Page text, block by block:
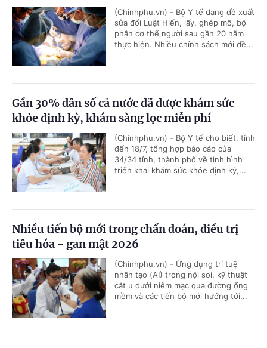
(Chinhphu.vn) - Bộ Y tế đang đề xuất
sửa đổi Luật Hiến, lấy, ghép mô, bộ
phận cơ thể người sau gần 20 năm
thực hiện. Nhiều chính sách mới đề...
Gần 30% dân số cả nước đã được khám sức
khỏe định kỳ, khám sàng lọc miễn phí
(Chinhphu.vn) - Bộ Y tế cho biết, tính
đến 18/7, tổng hợp báo cáo của
34/34 tỉnh, thành phố về tình hình
triển khai khám sức khỏe định kỳ,...
Nhiều tiến bộ mới trong chẩn đoán, điều trị
tiêu hóa - gan mật 2026
(Chinhphu.vn) - Ứng dụng trí tuệ
nhân tạo (AI) trong nội soi, kỹ thuật
cắt u dưới niêm mạc qua đường ống
mềm và các tiến bộ mới hướng tới...